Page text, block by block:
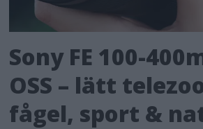
Sony FE 100-
OSS – lätt
fågel, sport &